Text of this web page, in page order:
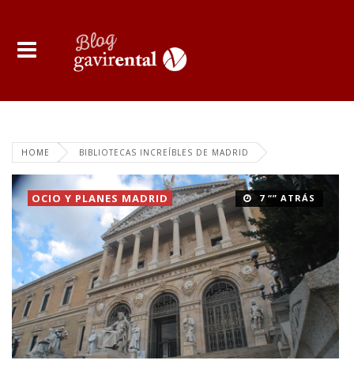
HOME BIBLIOTECAS INCREÍBLES DE MADRID
7 “” ATRÁS
OCIO Y PLANES MADRID